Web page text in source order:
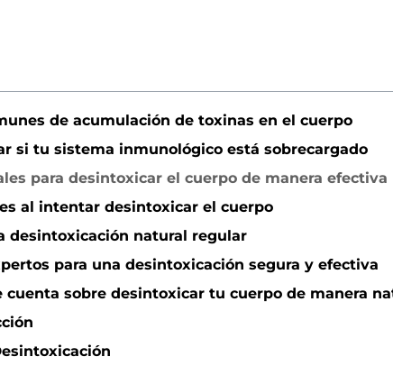
de acumulación de toxinas en el cuerpo
si tu sistema inmunológico está sobrecargado
para desintoxicar el cuerpo de manera efectiva
al intentar desintoxicar el cuerpo
desintoxicación natural regular
para una desintoxicación segura y efectiva
cuenta sobre desintoxicar tu cuerpo de manera